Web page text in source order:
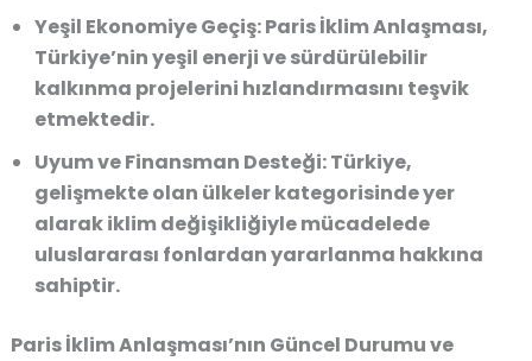
Yeşil Ekonomiye Geçiş:Paris İklim Anlaşması,
Türkiye’nin yeşil enerji ve sürdürülebilir
kalkınma projelerini hızlandırmasını teşvik
etmektedir.
Uyum ve Finansman Desteği:Türkiye,
gelişmekte olan ülkeler kategorisinde yer
alarak iklim değişikliğiyle mücadelede
uluslararası fonlardan yararlanma hakkına
sahiptir.
Paris İklim Anlaşması’nın Güncel Durumu ve